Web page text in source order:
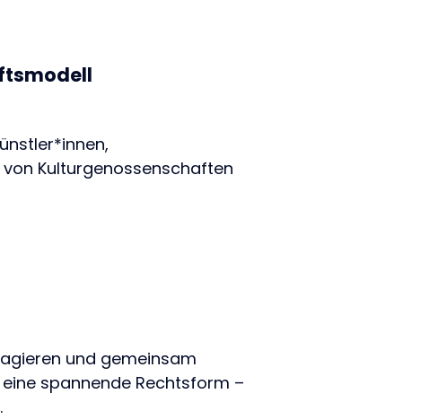
Kulturgenossenschaften
und gemeinsam
spannende Rechtsform –